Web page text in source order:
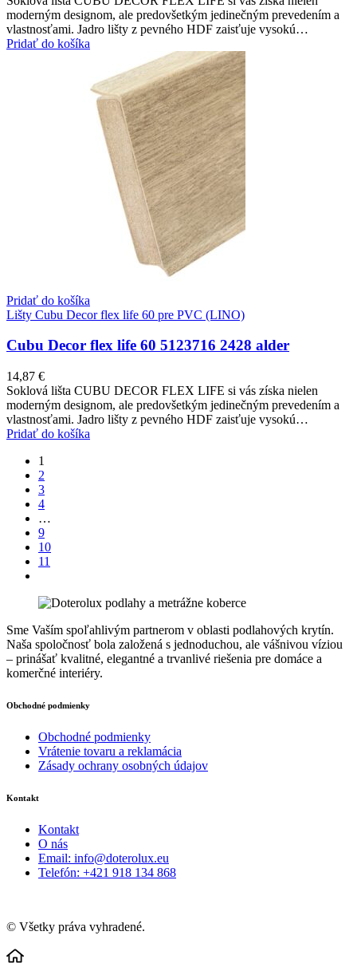
moderným designom, ale predovšetkým jedinečným prevedením a
vlastnosťami. Jadro lišty z pevného HDF zaisťuje vysokú…
Pridať do košíka
Pridať do košíka
Lišty Cubu Decor flex life 60 pre PVC (LINO)
Cubu Decor flex life 60 5123716 2428 alder
14,87 €
Soklová lišta CUBU DECOR FLEX LIFE si vás získa nielen
moderným designom, ale predovšetkým jedinečným prevedením a
vlastnosťami. Jadro lišty z pevného HDF zaisťuje vysokú…
Pridať do košíka
1
2
3
4
…
9
10
11
Sme Vaším spoľahlivým partnerom v oblasti podlahových krytín.
Naša spoločnosť bola založená s jednoduchou, ale vášnivou víziou
– prinášať kvalitné, elegantné a trvanlivé riešenia pre domáce a
komerčné interiéry.
Obchodné podmienky
Obchodné podmienky
Vrátenie tovaru a reklamácia
Zásady ochrany osobných údajov
Kontakt
Kontakt
O nás
Email: info@doterolux.eu
Telefón: +421 918 134 868
© Všetky práva vyhradené.